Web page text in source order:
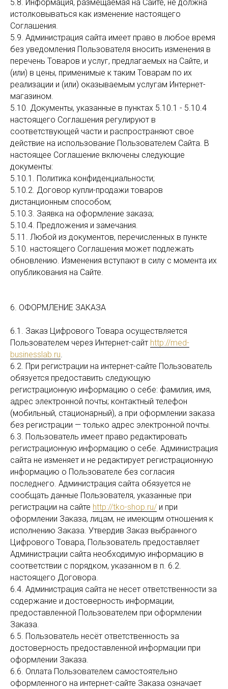
5.8. Информация, размещаемая на Сайте, не должна
истолковываться как изменение настоящего
Соглашения.
5.9. Администрация сайта имеет право в любое время
без уведомления Пользователя вносить изменения в
перечень Товаров и услуг, предлагаемых на Сайте, и
(или) в цены, применимые к таким Товарам по их
реализации и (или) оказываемым услугам Интернет-
магазином.
5.10. Документы, указанные в пунктах 5.10.1 - 5.10.4
настоящего Соглашения регулируют в
соответствующей части и распространяют свое
действие на использование Пользователем Сайта. В
настоящее Соглашение включены следующие
документы:
5.10.1. Политика конфиденциальности;
5.10.2. Договор купли-продажи товаров
дистанционным способом;
5.10.3. Заявка на оформление заказа;
5.10.4. Предложения и замечания.
5.11. Любой из документов, перечисленных в пункте
5.10. настоящего Соглашения может подлежать
обновлению. Изменения вступают в силу с момента их
опубликования на Сайте.
6. ОФОРМЛЕНИЕ ЗАКАЗА
6.1. Заказ Цифрового Товара осуществляется
Пользователем через Интернет-сайт http://med-
businesslab.ru.
6.2. При регистрации на интернет-сайте Пользователь
обязуется предоставить следующую
регистрационную информацию о себе: фамилия, имя,
адрес электронной почты; контактный телефон
(мобильный, стационарный), а при оформлении заказа
без регистрации — только адрес электронной почты.
6.3. Пользователь имеет право редактировать
регистрационную информацию о себе. Администрация
сайта не изменяет и не редактирует регистрационную
информацию о Пользователе без согласия
последнего. Администрация сайта обязуется не
сообщать данные Пользователя, указанные при
регистрации на сайте http://tko-shop.ru/ и при
оформлении Заказа, лицам, не имеющим отношения к
исполнению Заказа. Утвердив Заказ выбранного
Цифрового Товара, Пользователь предоставляет
Администрации сайта необходимую информацию в
соответствии с порядком, указанном в п. 6.2.
настоящего Договора.
6.4. Администрация сайта не несет ответственности за
содержание и достоверность информации,
предоставленной Пользователем при оформлении
Заказа.
6.5. Пользователь несёт ответственность за
достоверность предоставленной информации при
оформлении Заказа.
6.6. Оплата Пользователем самостоятельно
оформленного на интернет-сайте Заказа означает